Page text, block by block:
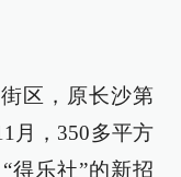
区，原长沙第
月，350多平方
得乐社”的新招